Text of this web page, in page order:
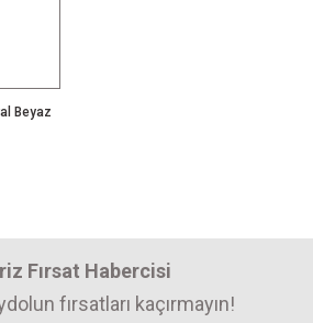
Beyaz
Fırsat Habercisi
fırsatları kaçırmayın!